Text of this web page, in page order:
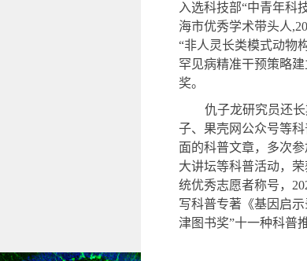
入选科技部“中青年科
海市优秀学术带头人,
“非人灵长类模式动物
罕见病精准干预策略
奖。
仇子龙研究员还
子、果壳网公众号等
面的科普文章， 多次
大讲坛等科普活动，
统优秀志愿者称号，
写科普专著《基因启
津图书奖”十一种科普